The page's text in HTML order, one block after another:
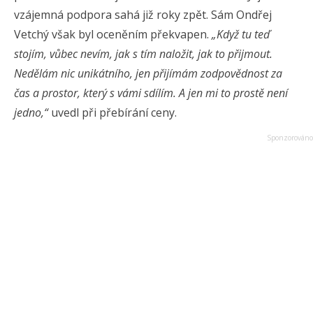
vzájemná podpora sahá již roky zpět. Sám Ondřej
Vetchý však byl oceněním překvapen.„Když tu teď
stojím, vůbec nevím, jak s tím naložit, jak to přijmout.
Nedělám nic unikátního, jen přijímám zodpovědnost za
čas a prostor, který s vámi sdílím. A jen mi to prostě není
jedno,“uvedl při přebírání ceny.